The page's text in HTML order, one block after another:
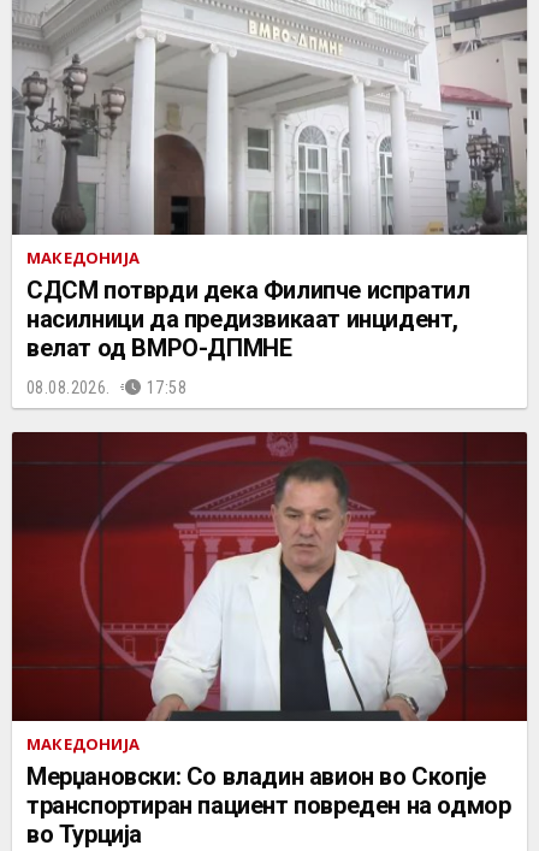
МАКЕДОНИЈА
СДСМ потврди дека Филипче испратил
насилници да предизвикаат инцидент,
велат од ВМРО-ДПМНЕ
08.08.2026. 17:58
МАКЕДОНИЈА
Мерџановски: Со владин авион во Скопје
транспортиран пациент повреден на одмор
во Турција